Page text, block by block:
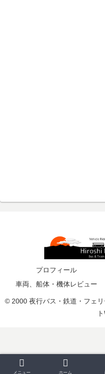
プロフィール
車両、船体・機体レビュー
© 2000 夜行バス・鉄道・フェ
メニュー ホーム